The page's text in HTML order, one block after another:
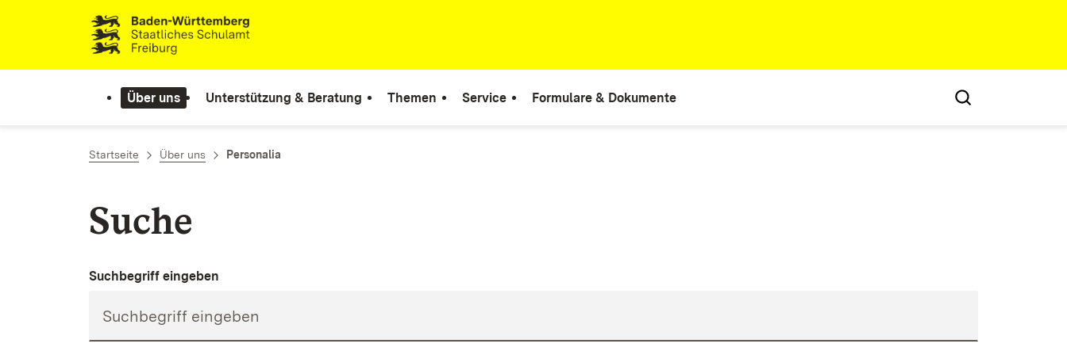
Zum Inhalt springen
Link zur Startseite
Über uns Unterstützung & Beratung Themen Service Formulare & Dokumente
Startseite Über uns Personalia
Suche
Suchbegriff eingeben